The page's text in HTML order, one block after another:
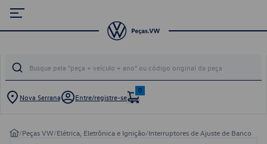
Nova Serrana Entre/registre-se
0
/Peças VW/Elétrica, Eletrônica e Ignição/Interruptores de Ajuste de Banco